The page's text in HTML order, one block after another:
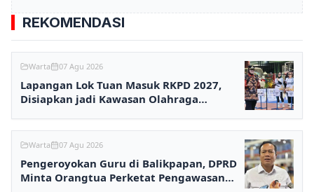
REKOMENDASI
Warta 07 Agu 2026
Lapangan Lok Tuan Masuk RKPD 2027,
Disiapkan jadi Kawasan Olahraga
Warta 07 Agu 2026
Pengeroyokan Guru di Balikpapan, DPRD
Minta Orangtua Perketat Pengawasan